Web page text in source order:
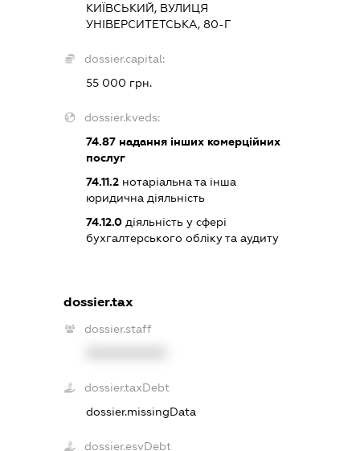
КИЇВСЬКИЙ, ВУЛИЦЯ
УНІВЕРСИТЕТСЬКА, 80-Г
dossier.capital:
55 000 грн.
dossier.kveds:
74.87надання інших комерційних
послуг
74.11.2нотаріальна та інша
юридична діяльність
74.12.0діяльність у сфері
бухгалтерського обліку та аудиту
dossier.tax
dossier.staff
dossier.taxDebt
dossier.missingData
dossier.esvDebt